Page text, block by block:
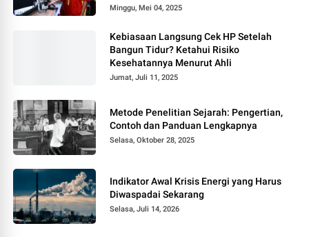
Minggu, Mei 04, 2025
Kebiasaan Langsung Cek HP Setelah
Bangun Tidur? Ketahui Risiko
Kesehatannya Menurut Ahli
Jumat, Juli 11, 2025
Metode Penelitian Sejarah: Pengertian,
Contoh dan Panduan Lengkapnya
Selasa, Oktober 28, 2025
Indikator Awal Krisis Energi yang Harus
Diwaspadai Sekarang
Selasa, Juli 14, 2026